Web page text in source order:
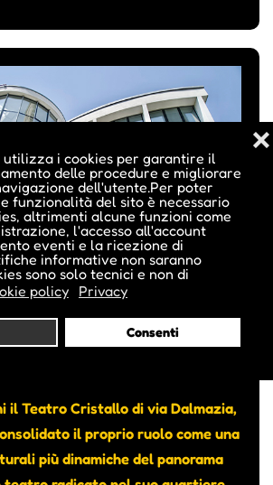
utilizza i cookies per garantire il
delle procedure e migliorare
dell'utente.Per poter
funzionalità del sito è necessario
altrimenti alcune funzioni come
l'accesso all'account
eventi e la ricezione di
informative non saranno
sono solo tecnici e non di
policy Privacy
Consenti
❌
CHIAMATO
- INTERVISTA A GAIA
il Teatro Cristallo di via Dalmazia,
il proprio ruolo come una
più dinamiche del panorama